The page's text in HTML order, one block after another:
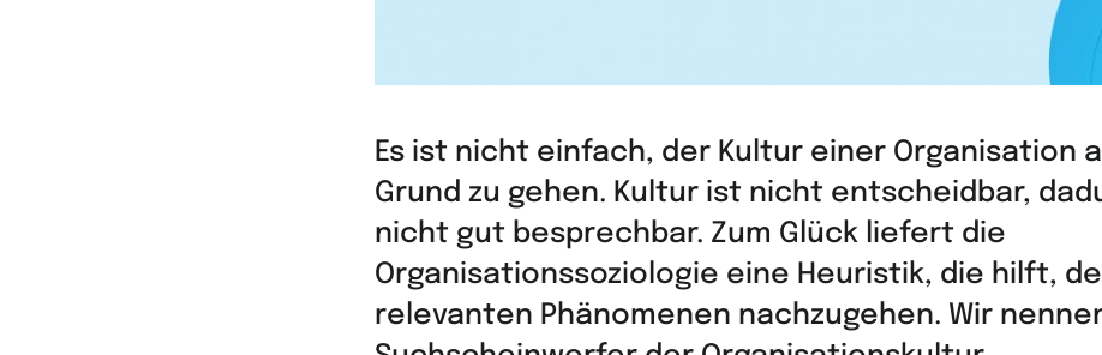
Es ist nicht einfach, der Kultur einer Organisation
Grund zu gehen. Kultur ist nicht entscheidbar,
nicht gut besprechbar. Zum Glück liefert die
Organisationssoziologie eine Heuristik, die hilft,
relevanten Phänomenen nachzugehen. Wir